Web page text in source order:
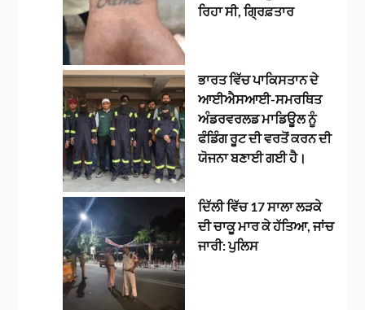
ਰਿਹਾ ਸੀ, ਗ੍ਰਿਫ਼ਤਾਰ
ਭਾਰਤ ਵਿੱਚ ਪਾਕਿਸਤਾਨ ਦੇ
ਆਈਐਸਆਈ-ਸਮਰਥਿਤ
ਅੰਡਰਵਰਲਡ ਮਾਡਿਊਲ ਨੂੰ
ਫੰਡਿੰਗ ਰੂਟ ਦੀ ਵਰਤੋਂ ਕਰਨ ਦੀ
ਯੋਜਨਾ ਬਣਾਈ ਗਈ ਹੈ।
ਦਿੱਲੀ ਵਿੱਚ 17 ਸਾਲਾ ਲੜਕੇ
ਦੀ ਚਾਕੂ ਮਾਰ ਕੇ ਹੱਤਿਆ, ਜਾਂਚ
ਜਾਰੀ: ਪੁਲਿਸ